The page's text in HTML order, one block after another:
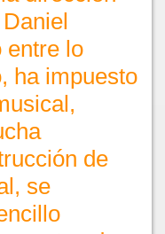
entre lo
ha impuesto
de
se